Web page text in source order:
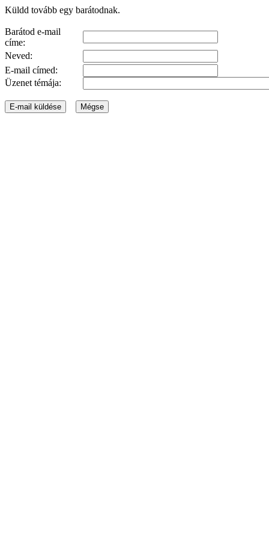
Küldd tovább egy barátodnak.
Barátod e-mail
címe:
Neved:
E-mail címed:
Üzenet témája: